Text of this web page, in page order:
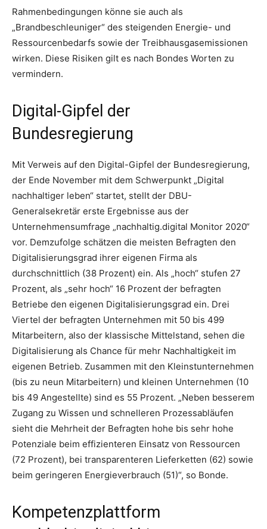
Rahmenbedingungen könne sie auch als
„Brandbeschleuniger“ des steigenden Energie- und
Ressourcenbedarfs sowie der Treibhausgasemissionen
wirken. Diese Risiken gilt es nach Bondes Worten zu
vermindern.
Digital-Gipfel der
Bundesregierung
Mit Verweis auf den Digital-Gipfel der Bundesregierung,
der Ende November mit dem Schwerpunkt „Digital
nachhaltiger leben“ startet, stellt der DBU-
Generalsekretär erste Ergebnisse aus der
Unternehmensumfrage „nachhaltig.digital Monitor 2020“
vor. Demzufolge schätzen die meisten Befragten den
Digitalisierungsgrad ihrer eigenen Firma als
durchschnittlich (38 Prozent) ein. Als „hoch“ stufen 27
Prozent, als „sehr hoch“ 16 Prozent der befragten
Betriebe den eigenen Digitalisierungsgrad ein. Drei
Viertel der befragten Unternehmen mit 50 bis 499
Mitarbeitern, also der klassische Mittelstand, sehen die
Digitalisierung als Chance für mehr Nachhaltigkeit im
eigenen Betrieb. Zusammen mit den Kleinstunternehmen
(bis zu neun Mitarbeitern) und kleinen Unternehmen (10
bis 49 Angestellte) sind es 55 Prozent. „Neben besserem
Zugang zu Wissen und schnelleren Prozessabläufen
sieht die Mehrheit der Befragten hohe bis sehr hohe
Potenziale beim effizienteren Einsatz von Ressourcen
(72 Prozent), bei transparenteren Lieferketten (62) sowie
beim geringeren Energieverbrauch (51)“, so Bonde.
Kompetenzplattform